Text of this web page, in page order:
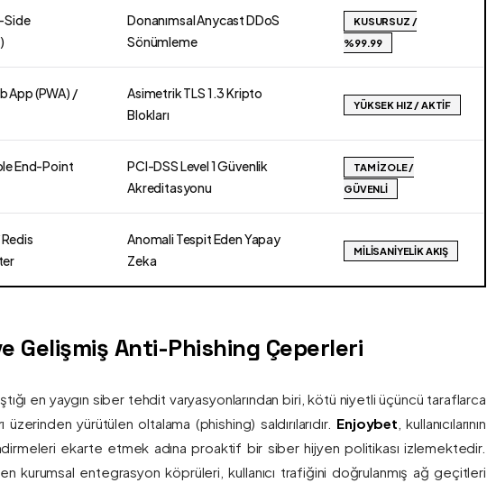
Side
Donanımsal Anycast DDoS
Sönümleme
KUSURSUZ /
%99.99
App (PWA) /
Asimetrik TLS 1.3 Kripto
Blokları
YÜKSEK HIZ / AKTIF
End-Point
PCI-DSS Level 1 Güvenlik
Akreditasyonu
TAM İZOLE /
GÜVENLI
Anomali Tespit Eden Yapay
Zeka
MILISANIYELIK AKIŞ
Gelişmiş Anti-Phishing Çeperleri
en yaygın siber tehdit varyasyonlarından biri, kötü niyetli üçüncü taraflarca
yürütülen oltalama (phishing) saldırılarıdır. Enjoybet , kullanıcılarının
ekarte etmek adına proaktif bir siber hijyen politikası izlemektedir.
kurumsal entegrasyon köprüleri, kullanıcı trafiğini doğrulanmış ağ geçitleri